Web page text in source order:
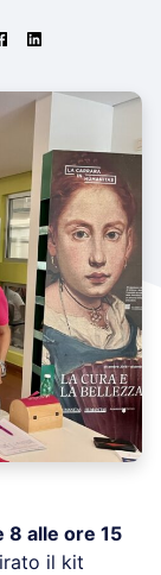
8 alle ore 15
il kit